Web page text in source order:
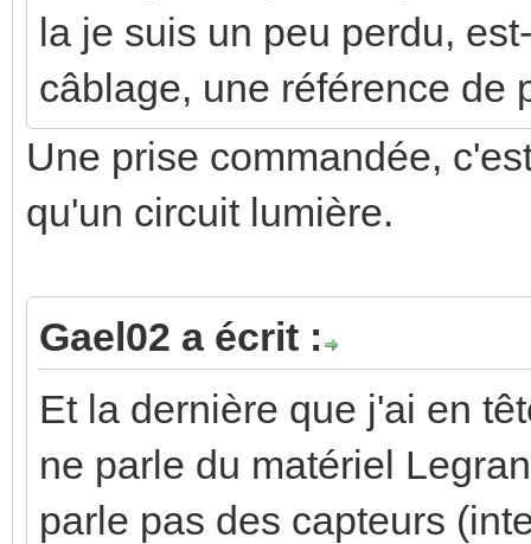
la je suis un peu perdu,
câblage, une référence de
Une prise commandée,
qu'un circuit lumière.
Gael02 a écrit :
Et la dernière que j'ai en
ne parle du matériel
parle pas des capteurs